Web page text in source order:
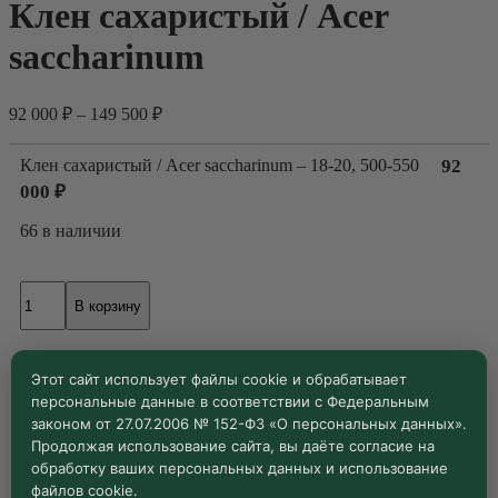
Клен сахаристый / Acer
saccharinum
92 000 ₽ – 149 500 ₽
Клен сахаристый / Acer saccharinum – 18-20, 500-550
92
000 ₽
66 в наличии
товара
Клен
сахаристый
Acer
saccharinum
В корзину
500₽
47 в наличии
Количество
Этот сайт использует файлы cookie и обрабатывает
персональные данные в соответствии с Федеральным
законом от 27.07.2006 № 152-ФЗ «О персональных данных».
Продолжая использование сайта, вы даёте согласие на
обработку ваших персональных данных и использование
файлов cookie.